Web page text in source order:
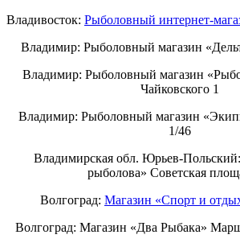
Владивосток: Рыболовный интернет-
Владимир: Рыболовный магазин
Владимир: Рыболовный магазин
Чайковского 1
Владимир: Рыболовный магазин
1/46
Владимирская обл. Юрьев-
рыболова» Советская
Волгоград: Магазин «Спорт и
Волгоград: Магазин «Два Рыбака»